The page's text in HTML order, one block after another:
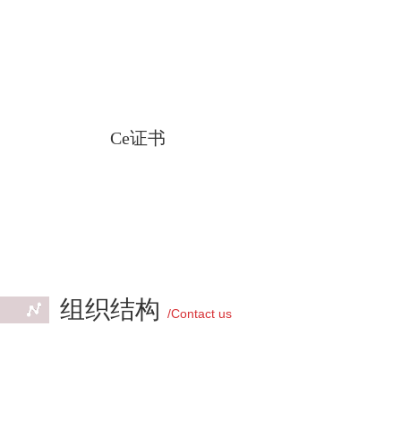
Ce证书
组织结构 /Contact us